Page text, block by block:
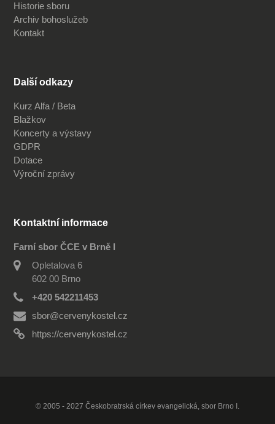
Historie sboru
Archiv bohoslužeb
Kontakt
Další odkazy
Kurz Alfa / Beta
Blažkov
Koncerty a výstavy
GDPR
Dotace
Výroční zprávy
Kontaktní informace
Farní sbor ČCE v Brně I
Opletalova 6
602 00 Brno
+420 542211453
sbor@cervenykostel.cz
https://cervenykostel.cz
© 2005 - 2027 Českobratrská církev evangelická, sbor Brno I.